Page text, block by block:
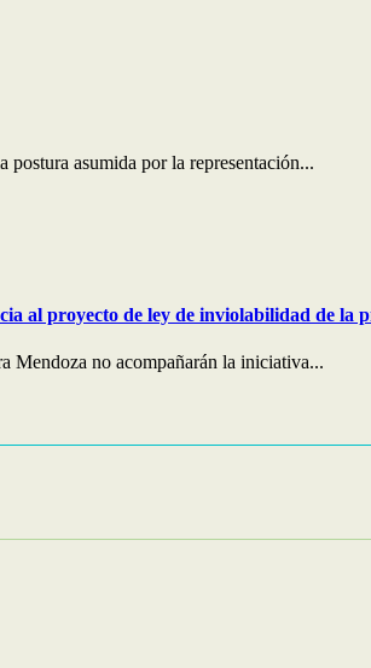
asumida por la representación...
al proyecto de ley de inviolabilidad de la
Mendoza no acompañarán la iniciativa...